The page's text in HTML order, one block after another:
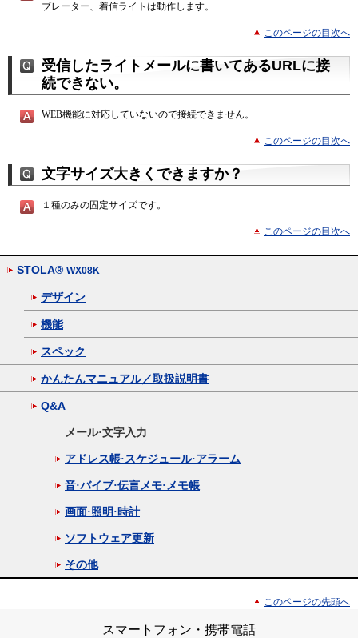
ブレーター、着信ライトは動作します。
このページの目次へ
受信したライトメールに書いてあるURLに接
続できない。
WEB機能に対応していないので接続できません。
このページの目次へ
文字サイズ大きくできますか？
１種のみの固定サイズです。
このページの目次へ
STOLA® WX08K
デザイン
機能
スペック
かんたんマニュアル／取扱説明書
Q&A
メール·文字入力
アドレス帳·スケジュール·アラーム
音·バイブ·伝言メモ·メモ帳
画面·照明·時計
ソフトウェア更新
その他
このページの先頭へ
スマートフォン・携帯電話